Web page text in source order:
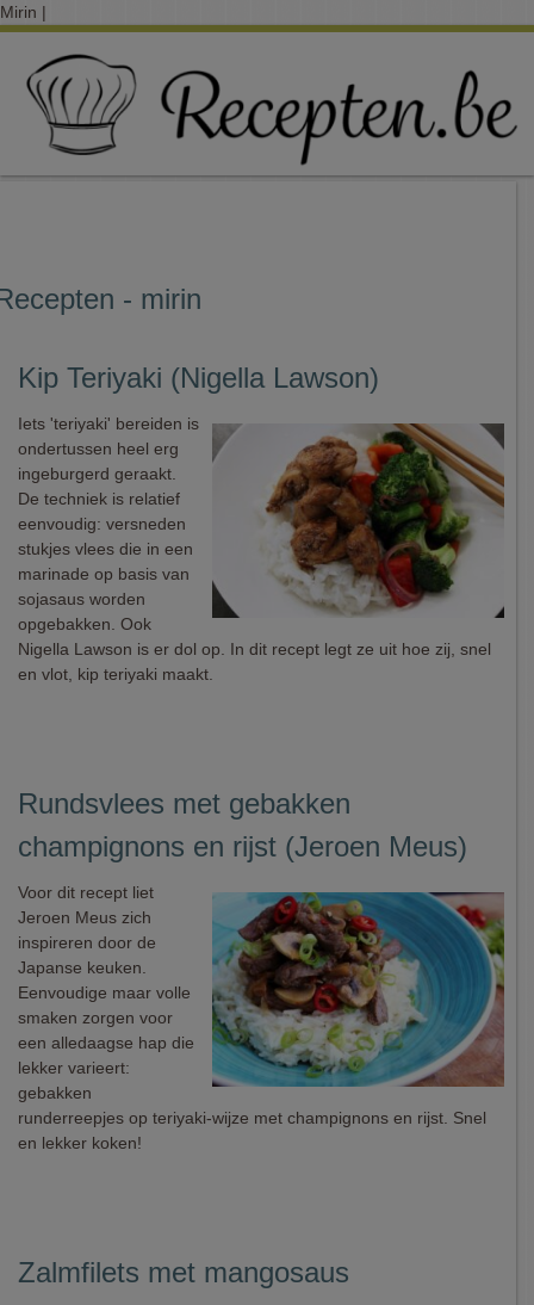
Mirin |
- mirin
Kip Teriyaki (Nigella Lawson)
Iets 'teriyaki' bereiden is
ondertussen heel erg
ingeburgerd geraakt.
De techniek is relatief
eenvoudig: versneden
stukjes vlees die in een
marinade op basis van
sojasaus worden
opgebakken. Ook
Nigella Lawson is er dol op. In dit recept legt ze uit hoe zij, snel
en vlot, kip teriyaki maakt.
Rundsvlees met gebakken
champignons en rijst (Jeroen Meus)
Voor dit recept liet
Jeroen Meus zich
inspireren door de
Japanse keuken.
Eenvoudige maar volle
smaken zorgen voor
een alledaagse hap die
lekker varieert:
gebakken
runderreepjes op teriyaki-wijze met champignons en rijst. Snel
en lekker koken!
Zalmfilets met mangosaus